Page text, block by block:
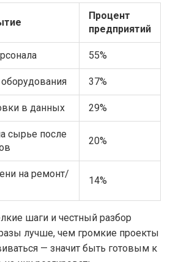
Процент
предприятий
55%
37%
в данных 29%
сырье после
20%
на ремонт/
14%
шаги и честный разбор
лучше, чем громкие проекты
— значит быть готовым к